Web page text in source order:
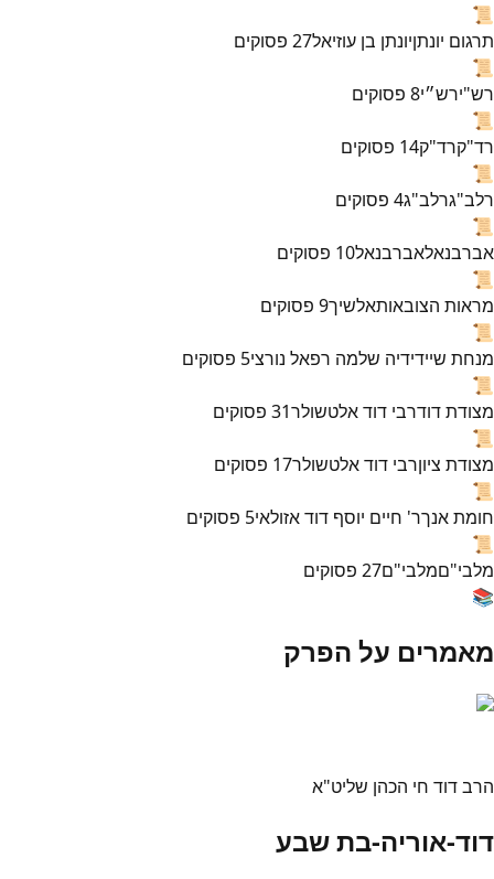
📜
תרגום יונתןיונתן בן עוזיאל27 פסוקים
📜
רש"ירש״י8 פסוקים
📜
רד"קרד"ק14 פסוקים
📜
רלב"גרלב"ג4 פסוקים
📜
אברבנאלאברבנאל10 פסוקים
📜
מראות הצובאותאלשיך9 פסוקים
📜
מנחת שיידידיה שלמה רפאל נורצי5 פסוקים
📜
מצודת דודרבי דוד אלטשולר31 פסוקים
📜
מצודת ציוןרבי דוד אלטשולר17 פסוקים
📜
חומת אנךר' חיים יוסף דוד אזולאי5 פסוקים
📜
מלבי"םמלבי"ם27 פסוקים
📚
מאמרים על הפרק
הרב דוד חי הכהן שליט"א
דוד-אוריה-בת שבע